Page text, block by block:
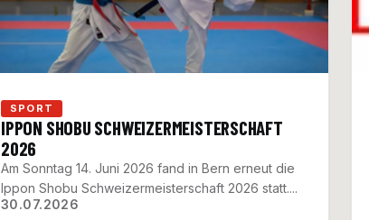
SPORT
30.07.2026
IPPON SHOBU SCHWEIZERMEISTERSCHAFT
2026
Am Sonntag 14. Juni 2026 fand in Bern erneut die
Ippon Shobu Schweizermeisterschaft 2026 statt....